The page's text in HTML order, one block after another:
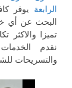
الرابعة يوفر
البحث عن أي
تميزا والاكثر
نقدم
والتسريحات